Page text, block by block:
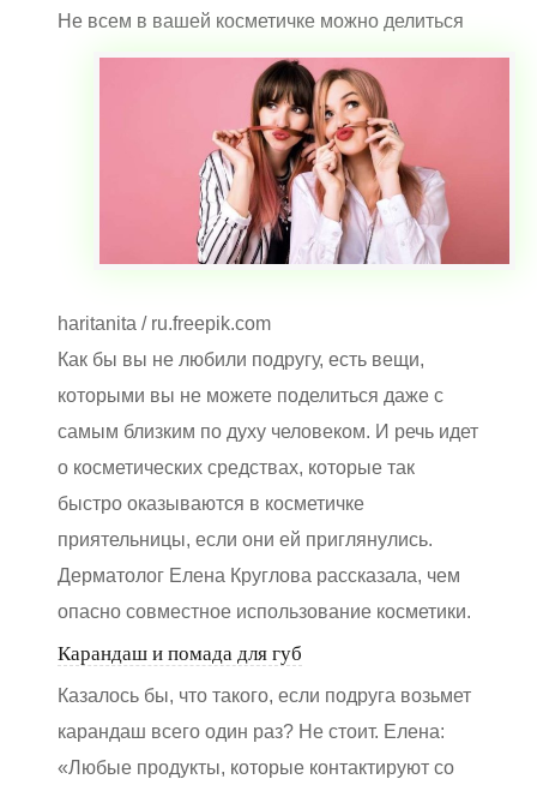
Не всем в вашей косметичке можно делиться
haritanita / ru.freepik.com
Как бы вы не любили подругу, есть вещи,
которыми вы не можете поделиться даже с
самым близким по духу человеком. И речь идет
о косметических средствах, которые так
быстро оказываются в косметичке
приятельницы, если они ей приглянулись.
Дерматолог Елена Круглова рассказала, чем
опасно совместное использование косметики.
Карандаш и помада для губ
Казалось бы, что такого, если подруга возьмет
карандаш всего один раз? Не стоит. Елена:
«Любые продукты, которые контактируют со